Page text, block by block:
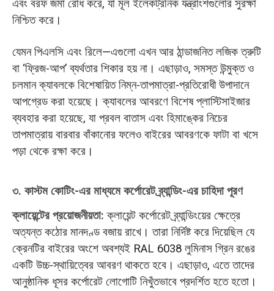
এবং বরফ জমা রোধ করে, যা মূল ইলেকট্রনিক যন্ত্রাংশগুলোর সুরক্ষা
নিশ্চিত করে।
যেমন পিএলসি এবং রিলে—এগুলো এখন আর ঠান্ডাজনিত লজিক ত্রুটি
বা ‘ফ্রিজ-আপ’ ব্যর্থতার শিকার হয় না। এছাড়াও, সমস্ত উন্মুক্ত ও
চলমান ক্যাবলকে বিশেষায়িত নিম্ন-তাপমাত্রা-প্রতিরোধী উপাদানে
আপগ্রেড করা হয়েছে। ক্যাবলের আবরণে বিশেষ প্লাস্টিসাইজার
ব্যবহার করা হয়েছে, যা প্রবল বাতাস এবং হিমাঙ্কের নিচের
তাপমাত্রায় বারবার বাঁকানোর ফলেও বাইরের আবরণকে ফাটা বা খসে
পড়া থেকে রক্ষা করে।
৩. কাস্টম কোটিং-এর মাধ্যমে কর্পোরেট ব্র্যান্ডিং-এর চাহিদা পূরণ
ক্লায়েন্টের প্রয়োজনীয়তা:ক্লায়েন্ট কর্পোরেট ব্র্যান্ডিংয়ের ক্ষেত্রে
অত্যন্ত কঠোর মানদণ্ড বজায় রাখে। তারা নির্দিষ্ট করে দিয়েছিল যে
ক্রেনটির বাইরের অংশে অবশ্যই RAL 6038 লুমিনাস গ্রিন রঙের
একটি উচ্চ-স্থায়িত্বের আবরণ থাকতে হবে। এছাড়াও, এতে তাদের
আনুষ্ঠানিক ধূসর কর্পোরেট লোগোটি নিখুঁতভাবে প্রদর্শিত হতে হতো।